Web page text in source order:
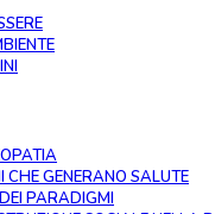
CHE GENERANO SALUTE
PARADIGMI